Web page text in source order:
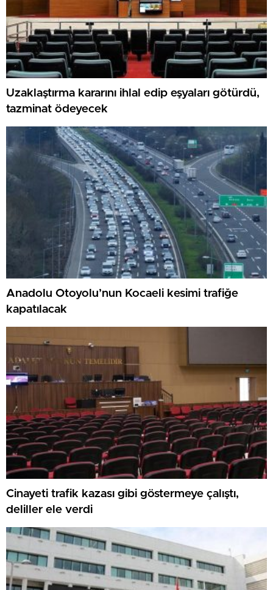
Uzaklaştırma kararını ihlal edip eşyaları götürdü,
tazminat ödeyecek
Anadolu Otoyolu’nun Kocaeli kesimi trafiğe
kapatılacak
Cinayeti trafik kazası gibi göstermeye çalıştı,
deliller ele verdi